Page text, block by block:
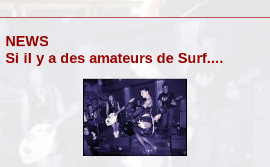
NEWS
Si il y a des amateurs de Surf....